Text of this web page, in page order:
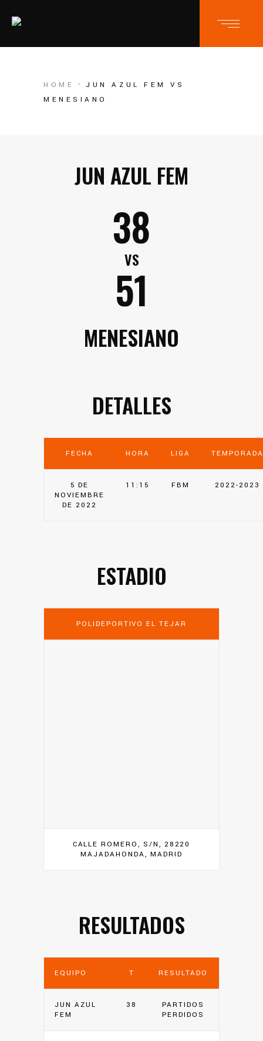
HOME
JUN AZUL FEM VS
MENESIANO
JUN AZUL FEM
38
VS
51
MENESIANO
DETALLES
FECHA HORA LIGA TEMPORADA
5 DE
NOVIEMBRE
DE 2022
11:15 FBM 2022-2023
ESTADIO
POLIDEPORTIVO EL TEJAR
CALLE ROMERO, S/N, 28220
MAJADAHONDA, MADRID
RESULTADOS
EQUIPO T RESULTADO
JUN AZUL
FEM
38
PARTIDOS
PERDIDOS